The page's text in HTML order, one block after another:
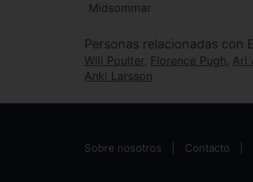
Midsommar
Personas relacionadas con
Will Poulter, Florence Pugh, Ari
Anki Larsson
Sobre nosotros Contacto